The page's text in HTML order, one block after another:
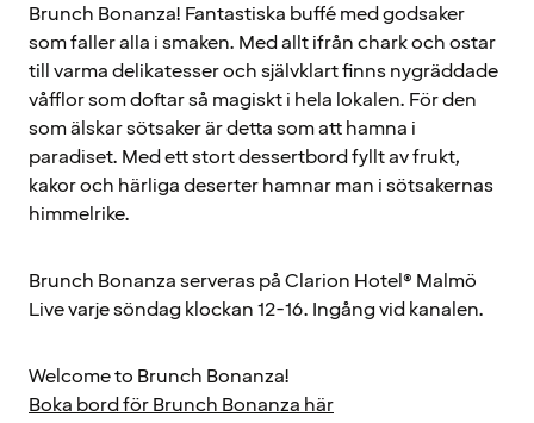
Brunch Bonanza! Fantastiska buffé med godsaker
som faller alla i smaken. Med allt ifrån chark och ostar
till varma delikatesser och självklart finns nygräddade
våfflor som doftar så magiskt i hela lokalen. För den
som älskar sötsaker är detta som att hamna i
paradiset. Med ett stort dessertbord fyllt av frukt,
kakor och härliga deserter hamnar man i sötsakernas
himmelrike.
Brunch Bonanza serveras på Clarion Hotel® Malmö
Live varje söndag klockan 12-16. Ingång vid kanalen.
Welcome to Brunch Bonanza!
Boka bord för Brunch Bonanza här